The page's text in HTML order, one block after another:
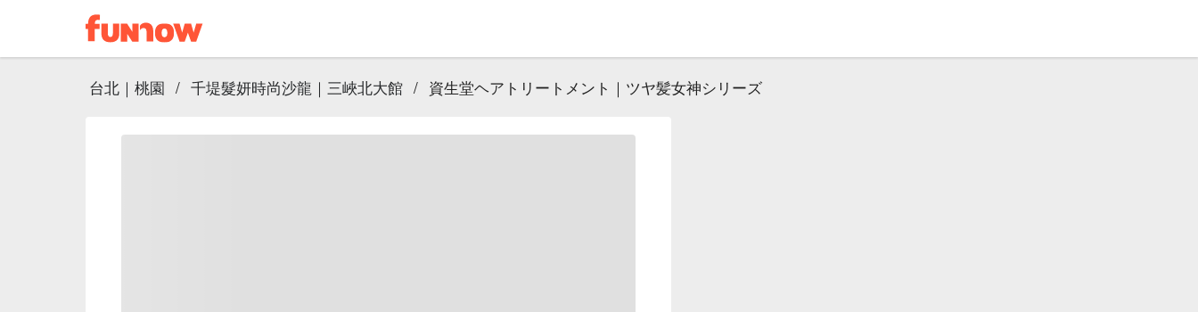
台北｜桃園 / 千堤髮妍時尚沙龍｜三峽北大館 / 資生堂ヘアトリートメント｜ツヤ髪女神シリーズ